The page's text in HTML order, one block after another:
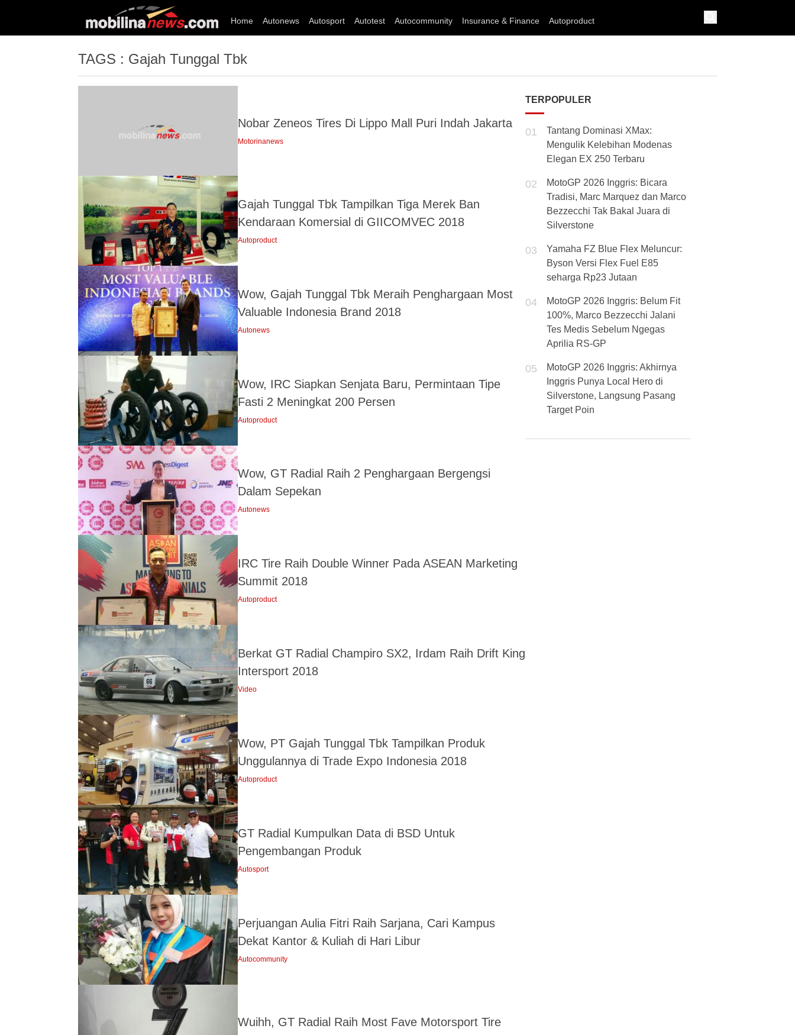
Home Autonews Autosport Autotest Autocommunity Insurance & Finance Autoproduct
TAGS : Gajah Tunggal Tbk
Nobar Zeneos Tires Di Lippo Mall Puri Indah Jakarta
Motorinanews
Gajah Tunggal Tbk Tampilkan Tiga Merek Ban
Kendaraan Komersial di GIICOMVEC 2018
Autoproduct
Wow, Gajah Tunggal Tbk Meraih Penghargaan Most
Valuable Indonesia Brand 2018
Autonews
Wow, IRC Siapkan Senjata Baru, Permintaan Tipe
Fasti 2 Meningkat 200 Persen
Autoproduct
Wow, GT Radial Raih 2 Penghargaan Bergengsi
Dalam Sepekan
Autonews
IRC Tire Raih Double Winner Pada ASEAN Marketing
Summit 2018
Autoproduct
Berkat GT Radial Champiro SX2, Irdam Raih Drift King
Intersport 2018
Video
Wow, PT Gajah Tunggal Tbk Tampilkan Produk
Unggulannya di Trade Expo Indonesia 2018
Autoproduct
GT Radial Kumpulkan Data di BSD Untuk
Pengembangan Produk
Autosport
Perjuangan Aulia Fitri Raih Sarjana, Cari Kampus
Dekat Kantor & Kuliah di Hari Libur
Autocommunity
Wuihh, GT Radial Raih Most Fave Motorsport Tire
TERPOPULER
01
Tantang Dominasi XMax:
Mengulik Kelebihan Modenas
Elegan EX 250 Terbaru
02
MotoGP 2026 Inggris: Bicara
Tradisi, Marc Marquez dan Marco
Bezzecchi Tak Bakal Juara di
Silverstone
03
Yamaha FZ Blue Flex Meluncur:
Byson Versi Flex Fuel E85
seharga Rp23 Jutaan
04
MotoGP 2026 Inggris: Belum Fit
100%, Marco Bezzecchi Jalani
Tes Medis Sebelum Ngegas
Aprilia RS-GP
05
MotoGP 2026 Inggris: Akhirnya
Inggris Punya Local Hero di
Silverstone, Langsung Pasang
Target Poin